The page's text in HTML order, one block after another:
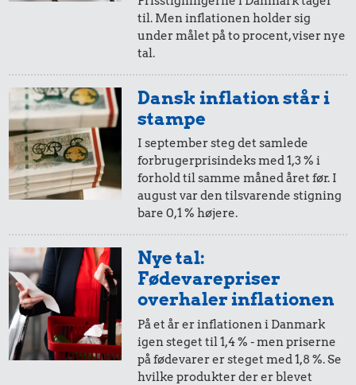
616 kr.
Flybillet,
København-
22 kr.
Husholdningssprit
15 kr.
i 2014 i dag
12,-
5,-
i 2014
= 6,-
i dag
2,-
i 2014 i dag
1,-
i 2014
= 1,-
i dag
til. Men inflationen holder sig
under målet på to procent, viser nye
tal.
Dansk inflation står i
stampe
I september steg det samlede
forbrugerprisindeks med 1,3 % i
forhold til samme måned året før. I
august var den tilsvarende stigning
bare 0,1 % højere.
Nye tal:
Fødevarepriser
overhaler inflationen
På et år er inflationen i Danmark
igen steget til 1,4 % - men priserne
på fødevarer er steget med 1,8 %. Se
hvilke produkter der er blevet